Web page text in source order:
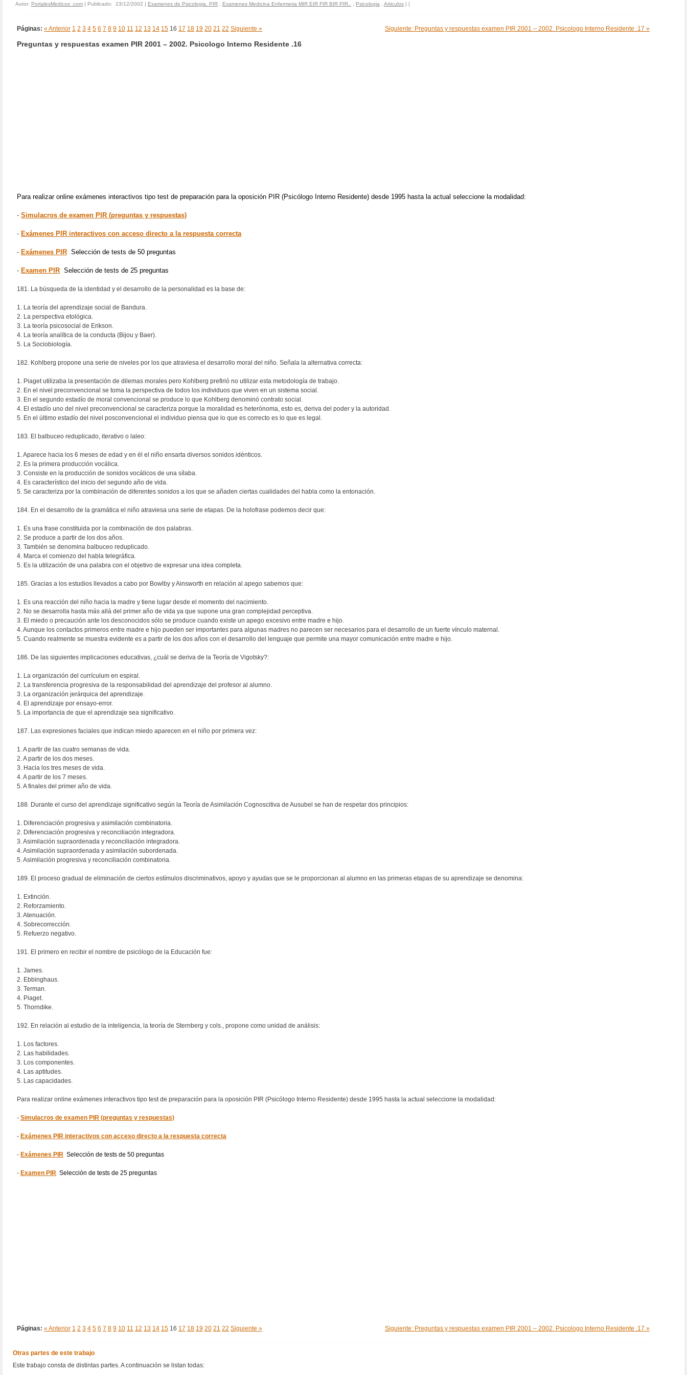
Autor: PortalesMedicos .com | Publicado: 23/12/2002 | Examenes de Psicologia. PIR Examenes Medicina Enfermeria MIR EIR FIR BIR PIR.. Psicologia Articulos | |
Páginas: « Anterior 1 2 3 4 5 6 7 8 9 10 11 12 13 14 15 16 17 18 19 20 21 22 Siguiente » Siguiente: Preguntas y respuestas examen PIR 2001 – 2002. Psicologo Interno Residente .17 »
Preguntas y respuestas examen PIR 2001 – 2002. Psicologo Interno Residente .16
Para realizar online exámenes interactivos tipo test de preparación para la oposición PIR (Psicólogo Interno Residente) desde 1995 hasta la actual seleccione la modalidad:
- Simulacros de examen PIR (preguntas y respuestas)
- Exámenes PIR interactivos con acceso directo a la respuesta correcta
- Exámenes PIR Selección de tests de 50 preguntas
- Examen PIR Selección de tests de 25 preguntas
181. La búsqueda de la identidad y el desarrollo de la personalidad es la base de:
1. La teoría del aprendizaje social de Bandura.
2. La perspectiva etológica.
3. La teoría psicosocial de Erikson.
4. La teoría analítica de la conducta (Bijou y Baer).
5. La Sociobiología.
182. Kohlberg propone una serie de niveles por los que atraviesa el desarrollo moral del niño. Señala la alternativa correcta:
1. Piaget utilizaba la presentación de dilemas morales pero Kohlberg prefirió no utilizar esta metodología de trabajo.
2. En el nivel preconvencional se toma la perspectiva de todos los individuos que viven en un sistema social.
3. En el segundo estadío de moral convencional se produce lo que Kohlberg denominó contrato social.
4. El estadío uno del nivel preconvencional se caracteriza porque la moralidad es heterónoma, esto es, deriva del poder y la autoridad.
5. En el último estadío del nivel posconvencional el individuo piensa que lo que es correcto es lo que es legal.
183. El balbuceo reduplicado, iterativo o laleo:
1. Aparece hacia los 6 meses de edad y en él el niño ensarta diversos sonidos idénticos.
2. Es la primera producción vocálica.
3. Consiste en la producción de sonidos vocálicos de una sílaba.
4. Es característico del inicio del segundo año de vida.
5. Se caracteriza por la combinación de diferentes sonidos a los que se añaden ciertas cualidades del habla como la entonación.
184. En el desarrollo de la gramática el niño atraviesa una serie de etapas. De la holofrase podemos decir que:
1. Es una frase constituida por la combinación de dos palabras.
2. Se produce a partir de los dos años.
3. También se denomina balbuceo reduplicado.
4. Marca el comienzo del habla telegráfica.
5. Es la utilización de una palabra con el objetivo de expresar una idea completa.
185. Gracias a los estudios llevados a cabo por Bowlby y Ainsworth en relación al apego sabemos que:
1. Es una reacción del niño hacia la madre y tiene lugar desde el momento del nacimiento.
2. No se desarrolla hasta más allá del primer año de vida ya que supone una gran complejidad perceptiva.
3. El miedo o precaución ante los desconocidos sólo se produce cuando existe un apego excesivo entre madre e hijo.
4. Aunque los contactos primeros entre madre e hijo pueden ser importantes para algunas madres no parecen ser necesarios para el desarrollo de un fuerte vínculo maternal.
5. Cuando realmente se muestra evidente es a partir de los dos años con el desarrollo del lenguaje que permite una mayor comunicación entre madre e hijo.
186. De las siguientes implicaciones educativas, ¿cuál se deriva de la Teoría de Vigotsky?:
1. La organización del currículum en espiral.
2. La transferencia progresiva de la responsabilidad del aprendizaje del profesor al alumno.
3. La organización jerárquica del aprendizaje.
4. El aprendizaje por ensayo-error.
5. La importancia de que el aprendizaje sea significativo.
187. Las expresiones faciales que indican miedo aparecen en el niño por primera vez:
1. A partir de las cuatro semanas de vida.
2. A partir de los dos meses.
3. Hacia los tres meses de vida.
4. A partir de los 7 meses.
5. A finales del primer año de vida.
188. Durante el curso del aprendizaje significativo según la Teoría de Asimilación Cognoscitiva de Ausubel se han de respetar dos principios:
1. Diferenciación progresiva y asimilación combinatoria.
2. Diferenciación progresiva y reconciliación integradora.
3. Asimilación supraordenada y reconciliación integradora.
4. Asimilación supraordenada y asimilación subordenada.
5. Asimilación progresiva y reconciliación combinatoria.
189. El proceso gradual de eliminación de ciertos estímulos discriminativos, apoyo y ayudas que se le proporcionan al alumno en las primeras etapas de su aprendizaje se denomina:
1. Extinción.
2. Reforzamiento.
3. Atenuación.
4. Sobrecorrección.
5. Refuerzo negativo.
191. El primero en recibir el nombre de psicólogo de la Educación fue:
1. James.
2. Ebbinghaus.
3. Terman.
4. Piaget.
5. Thorndike.
192. En relación al estudio de la inteligencia, la teoría de Sternberg y cols., propone como unidad de análisis:
1. Los factores.
2. Las habilidades.
3. Los componentes.
4. Las aptitudes.
5. Las capacidades.
Para realizar online exámenes interactivos tipo test de preparación para la oposición PIR (Psicólogo Interno Residente) desde 1995 hasta la actual seleccione la modalidad:
- Simulacros de examen PIR (preguntas y respuestas)
- Exámenes PIR interactivos con acceso directo a la respuesta correcta
- Exámenes PIR Selección de tests de 50 preguntas
- Examen PIR Selección de tests de 25 preguntas
Páginas: « Anterior 1 2 3 4 5 6 7 8 9 10 11 12 13 14 15 16 17 18 19 20 21 22 Siguiente » Siguiente: Preguntas y respuestas examen PIR 2001 – 2002. Psicologo Interno Residente .17 »
Otras partes de este trabajo
Este trabajo consta de distintas partes. A continuación se listan todas: